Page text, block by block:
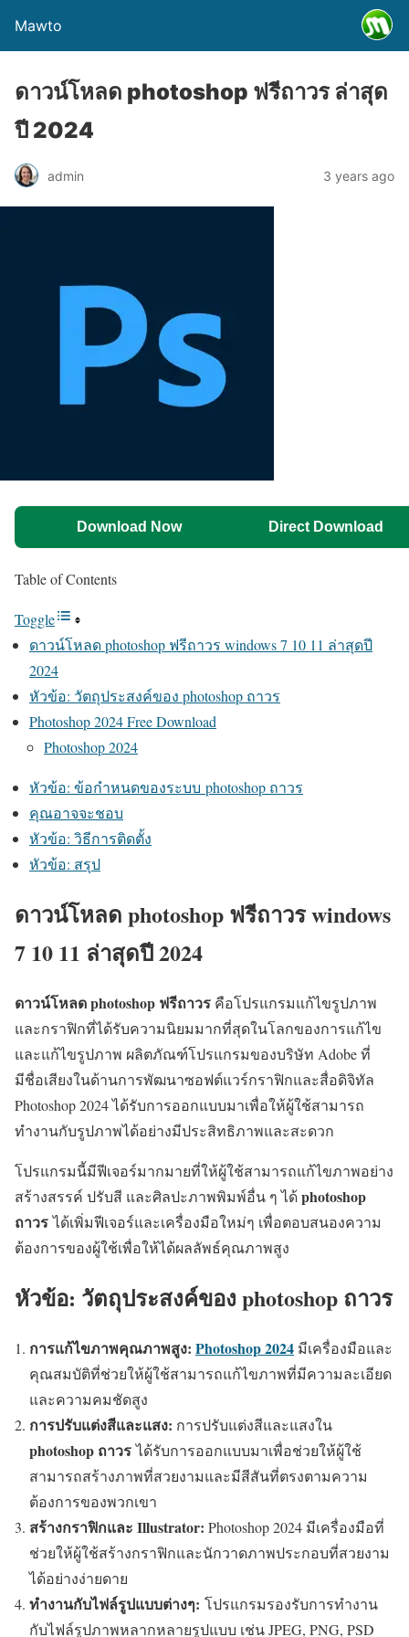
Mawto
ดาวน์โหลด photoshop ฟรีถาวร ล่าสุด
ปี 2024
admin 3 years ago
Download Now Direct Download
Table of Contents
Toggle
ดาวน์โหลด photoshop ฟรีถาวร windows 7 10 11 ล่าสุดปี
2024
หัวข้อ: วัตถุประสงค์ของ photoshop ถาวร
Photoshop 2024 Free Download
Photoshop 2024
หัวข้อ: ข้อกำหนดของระบบ photoshop ถาวร
คุณอาจจะชอบ
หัวข้อ: วิธีการติดตั้ง
หัวข้อ: สรุป
ดาวน์โหลด photoshop ฟรีถาวร windows
7 10 11 ล่าสุดปี 2024
ดาวน์โหลด photoshop ฟรีถาวร คือโปรแกรมแก้ไขรูปภาพ
และกราฟิกที่ได้รับความนิยมมากที่สุดในโลกของการแก้ไข
และแก้ไขรูปภาพ ผลิตภัณฑ์โปรแกรมของบริษัท Adobe ที่
มีชื่อเสียงในด้านการพัฒนาซอฟต์แวร์กราฟิกและสื่อดิจิทัล
Photoshop 2024 ได้รับการออกแบบมาเพื่อให้ผู้ใช้สามารถ
ทำงานกับรูปภาพได้อย่างมีประสิทธิภาพและสะดวก
โปรแกรมนี้มีฟีเจอร์มากมายที่ให้ผู้ใช้สามารถแก้ไขภาพอย่าง
สร้างสรรค์ ปรับสี และศิลปะภาพพิมพ์อื่น ๆ ได้photoshop
ถาวรได้เพิ่มฟีเจอร์และเครื่องมือใหม่ๆ เพื่อตอบสนองความ
ต้องการของผู้ใช้เพื่อให้ได้ผลลัพธ์คุณภาพสูง
หัวข้อ: วัตถุประสงค์ของ photoshop ถาวร
การแก้ไขภาพคุณภาพสูง: Photoshop 2024 มีเครื่องมือและ
คุณสมบัติที่ช่วยให้ผู้ใช้สามารถแก้ไขภาพที่มีความละเอียด
และความคมชัดสูง
การปรับแต่งสีและแสง: การปรับแต่งสีและแสงใน
photoshop ถาวรได้รับการออกแบบมาเพื่อช่วยให้ผู้ใช้
สามารถสร้างภาพที่สวยงามและมีสีสันที่ตรงตามความ
ต้องการของพวกเขา
สร้างกราฟิกและ Illustrator: Photoshop 2024 มีเครื่องมือที่
ช่วยให้ผู้ใช้สร้างกราฟิกและนักวาดภาพประกอบที่สวยงาม
ได้อย่างง่ายดาย
ทำงานกับไฟล์รูปแบบต่างๆ: โปรแกรมรองรับการทำงาน
กับไฟล์รูปภาพหลากหลายรูปแบบ เช่น JPEG, PNG, PSD